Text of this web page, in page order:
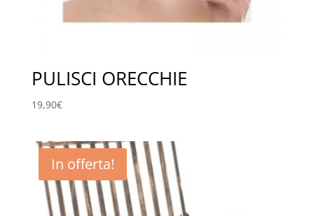
PULISCI ORECCHIE
19,90€
In offerta!